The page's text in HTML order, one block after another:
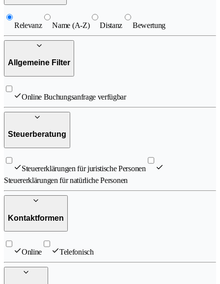
Relevanz Name (A-Z) Distanz Bewertung
Allgemeine Filter
Online Buchungsanfrage verfügbar
Steuerberatung
Steuererklärungen für juristische Personen
Steuererklärungen für natürliche Personen
Kontaktformen
Online Telefonisch